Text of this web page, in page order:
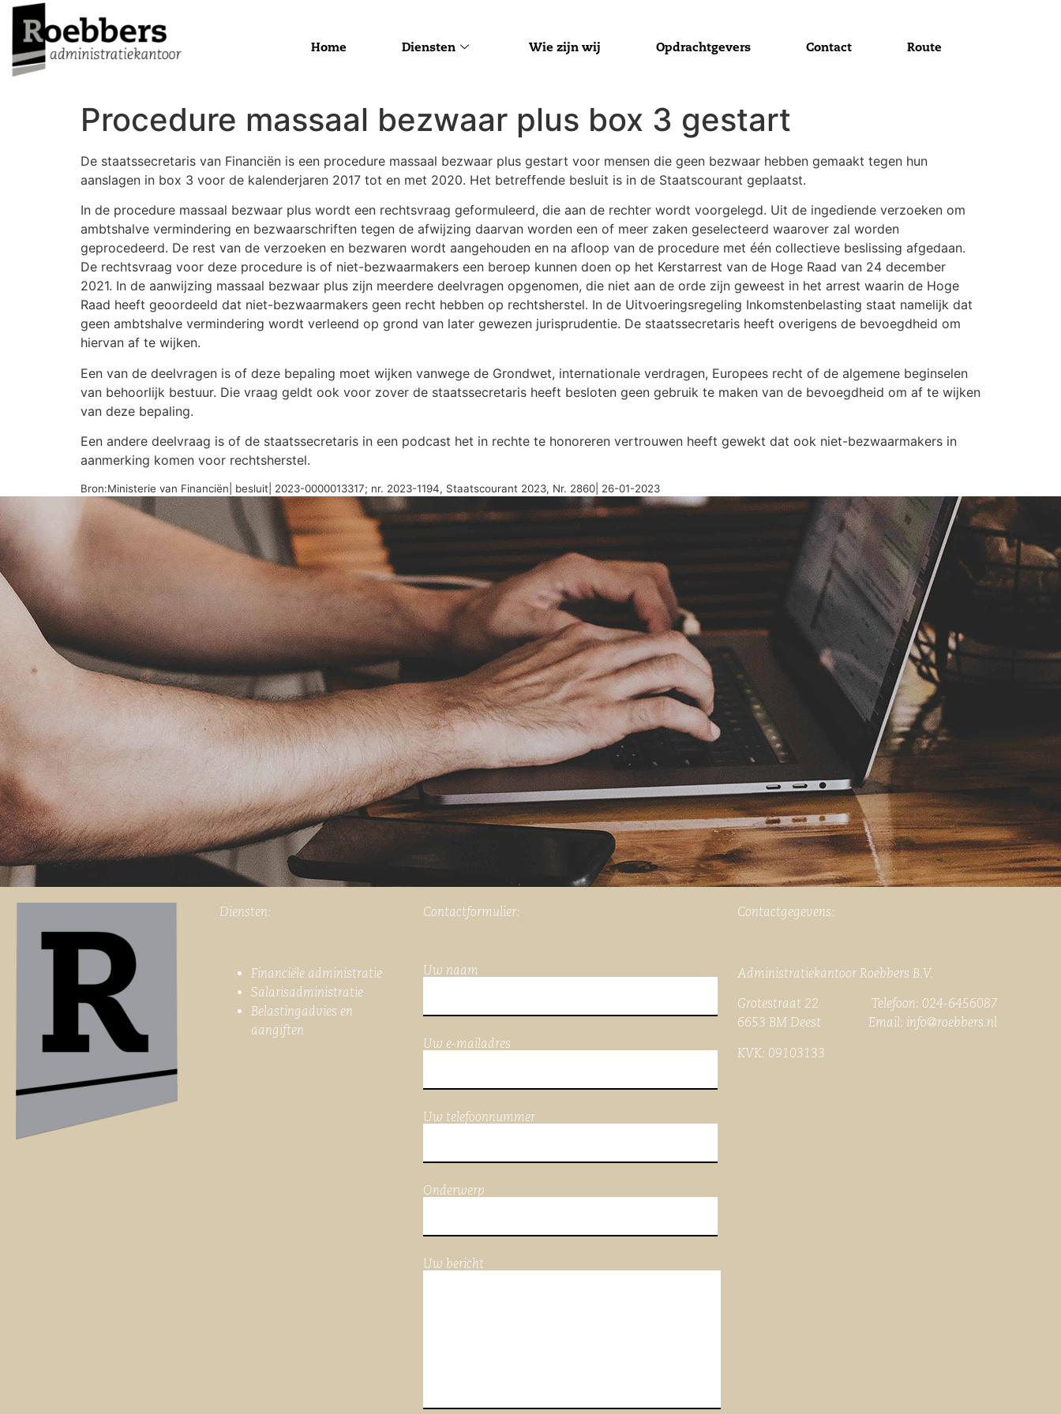
Home Diensten Wie zijn wij Opdrachtgevers Contact Route
Procedure massaal bezwaar plus box 3 gestart
De staatssecretaris van Financiën is een procedure massaal bezwaar plus gestart voor mensen die geen bezwaar hebben gemaakt tegen hun
aanslagen in box 3 voor de kalenderjaren 2017 tot en met 2020. Het betreffende besluit is in de Staatscourant geplaatst.
In de procedure massaal bezwaar plus wordt een rechtsvraag geformuleerd, die aan de rechter wordt voorgelegd. Uit de ingediende verzoeken om
ambtshalve vermindering en bezwaarschriften tegen de afwijzing daarvan worden een of meer zaken geselecteerd waarover zal worden
geprocedeerd. De rest van de verzoeken en bezwaren wordt aangehouden en na afloop van de procedure met één collectieve beslissing afgedaan.
De rechtsvraag voor deze procedure is of niet-bezwaarmakers een beroep kunnen doen op het Kerstarrest van de Hoge Raad van 24 december
2021. In de aanwijzing massaal bezwaar plus zijn meerdere deelvragen opgenomen, die niet aan de orde zijn geweest in het arrest waarin de Hoge
Raad heeft geoordeeld dat niet-bezwaarmakers geen recht hebben op rechtsherstel. In de Uitvoeringsregeling Inkomstenbelasting staat namelijk dat
geen ambtshalve vermindering wordt verleend op grond van later gewezen jurisprudentie. De staatssecretaris heeft overigens de bevoegdheid om
hiervan af te wijken.
Een van de deelvragen is of deze bepaling moet wijken vanwege de Grondwet, internationale verdragen, Europees recht of de algemene beginselen
van behoorlijk bestuur. Die vraag geldt ook voor zover de staatssecretaris heeft besloten geen gebruik te maken van de bevoegdheid om af te wijken
van deze bepaling.
Een andere deelvraag is of de staatssecretaris in een podcast het in rechte te honoreren vertrouwen heeft gewekt dat ook niet-bezwaarmakers in
aanmerking komen voor rechtsherstel.
Bron:Ministerie van Financiën| besluit| 2023-0000013317; nr. 2023-1194, Staatscourant 2023, Nr. 2860| 26-01-2023
Diensten:
Financiële administratie
Salarisadministratie
Belastingadvies en
aangiften
Contactformulier:
Uw naam
Uw e-mailadres
Uw telefoonnummer
Onderwerp
Uw bericht
Contactgegevens:
Administratiekantoor Roebbers B.V.
Grotestraat 22 Telefoon: 024-6456087
6653 BM Deest Email: info@roebbers.nl
KVK: 09103133